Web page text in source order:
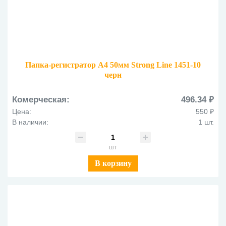
Папка-регистратор А4 50мм Strong Line 1451-10
черн
Комерческая: 496.34 ₽
Цена:
550 ₽
В наличии:
1 шт.
шт
В корзину